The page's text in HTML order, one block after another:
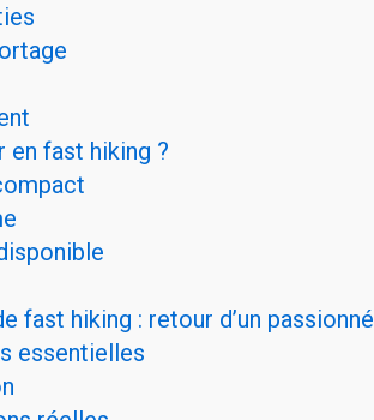
en fast hiking ?
fast hiking : retour d’un passionné
essentielles